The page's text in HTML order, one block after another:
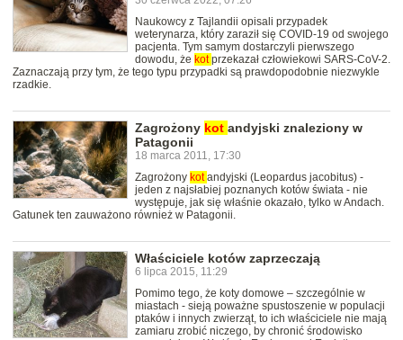
Naukowcy z Tajlandii opisali przypadek
weterynarza, który zaraził się COVID-19 od swojego
pacjenta. Tym samym dostarczyli pierwszego
dowodu, że kotprzekazał człowiekowi SARS-CoV-2.
Zaznaczają przy tym, że tego typu przypadki są prawdopodobnie niezwykle
rzadkie.
Zagrożony kot andyjski znaleziony w
Patagonii
18 marca 2011, 17:30
Zagrożony kotandyjski (Leopardus jacobitus) -
jeden z najsłabiej poznanych kotów świata - nie
występuje, jak się właśnie okazało, tylko w Andach.
Gatunek ten zauważono również w Patagonii.
Właściciele kotów zaprzeczają
6 lipca 2015, 11:29
Pomimo tego, że koty domowe – szczególnie w
miastach - sieją poważne spustoszenie w populacji
ptaków i innych zwierząt, to ich właściciele nie mają
zamiaru zrobić niczego, by chronić środowisko